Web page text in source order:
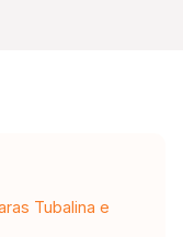
Tubalina e